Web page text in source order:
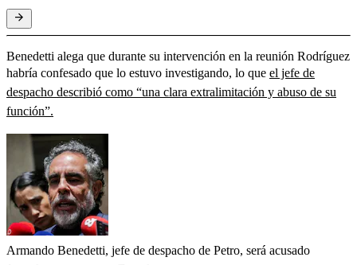
Benedetti alega que durante su intervención en la reunión Rodríguez
habría confesado que lo estuvo investigando, lo que el jefe de
despacho describió como “una clara extralimitación y abuso de su
función”.
Armando Benedetti, jefe de despacho de Petro, será acusado